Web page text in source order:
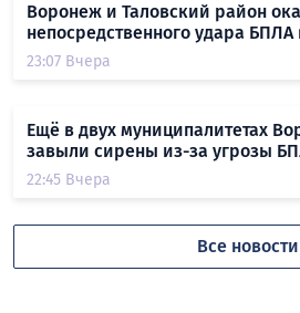
Воронеж и Таловский район
непосредственного удара БПЛА
23:07 Вчера
Ещё в двух муниципалитетах
завыли сирены из-за угрозы
22:45 Вчера
Все новости